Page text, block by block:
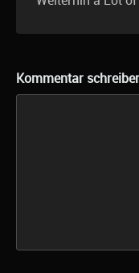
Kommentar